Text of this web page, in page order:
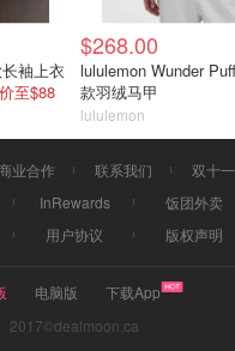
袖上衣
至$88
$268.00
lululemon Wunder Puff 600蓬松度短
款羽绒马甲
lululemon
业合作 联系我们
双十一
InRewards
饭团外卖
用户协议 版权声明
电脑版
下载App
2017©dealmoon.ca